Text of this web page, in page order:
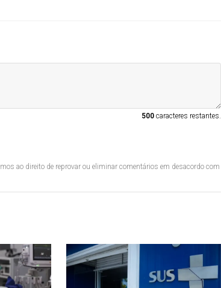
500caracteres restantes.
ao direito de reprovar ou eliminar comentários em desacordo com